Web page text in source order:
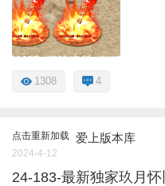
1308 4
点击重新加载 爱上版本库
2024-4-12
24-183-最新独家玖月